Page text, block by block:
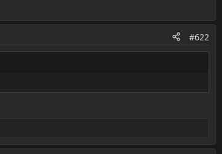
#622